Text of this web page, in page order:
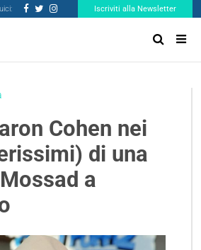
Iscriviti alla Newsletter
Cohen nei
di una
a